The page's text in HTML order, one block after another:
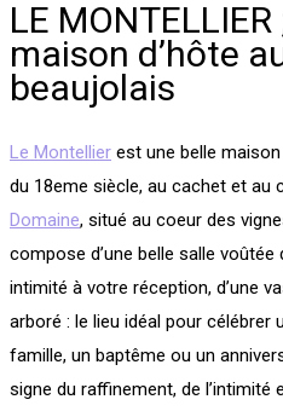
LE
maison d’hôte
beaujolais
Le Montellier est une belle
du 18eme siècle, au cachet et au
Domaine, situé au coeur des
compose d’une belle salle
intimité à votre réception, d’une
arboré : le lieu idéal pour célébrer
famille, un baptême ou un
signe du raffinement, de l’intimité